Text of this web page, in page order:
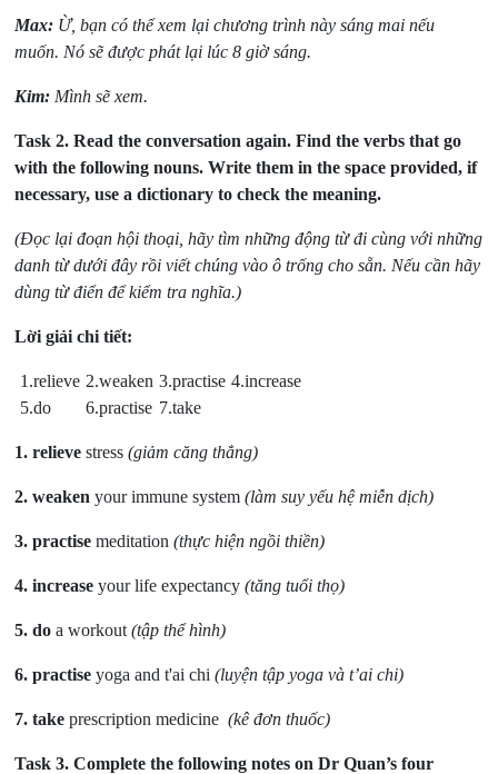
Max: Ừ, bạn có thể xem lại chương trình này sáng mai nếu
muốn. Nó sẽ được phát lại lúc 8 giờ sáng.
Kim: Mình sẽ xem.
Task 2. Read the conversation again. Find the verbs that go
with the following nouns. Write them in the space provided, if
necessary, use a dictionary to check the meaning.
(Đọc lại đoạn hội thoại, hãy tìm những động từ đi cùng với những
danh từ dưới đây rồi viết chúng vào ô trống cho sẵn. Nếu cần hãy
dùng từ điển để kiểm tra nghĩa.)
Lời giải chi tiết:
1.relieve 2.weaken 3.practise 4.increase
5.do
6.practise 7.take
1. relieve stress (giảm căng thẳng)
2. weaken your immune system(làm suy yếu hệ miễn dịch)
3. practise meditation (thực hiện ngồi thiền)
4. increase your life expectancy(tăng tuổi thọ)
5. do a workout(tập thể hình)
6. practise yoga and t'ai chi(luyện tập yoga và t’ai chi)
7. take prescription medicine (kê đơn thuốc)
Task 3. Complete the following notes on Dr Quan’s four